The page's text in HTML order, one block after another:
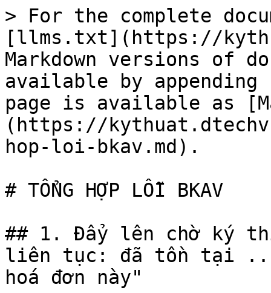
> For the complete
[llms.txt](https://
Markdown versions of
available by
page is available as
(https://
hop-loi-bkav.md).
# TỔNG HỢP LỖI BKAV
## 1. Đẩy lên chờ ký
liên tục: đã tồn tại ...
hoá đơn này"